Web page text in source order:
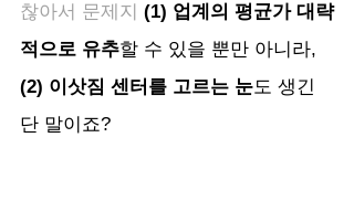
찮아서 문제지 (1) 업계의 평균가 대략
적으로 유추할 수 있을 뿐만 아니라,
(2) 이삿짐 센터를 고르는 눈도 생긴
단 말이죠?